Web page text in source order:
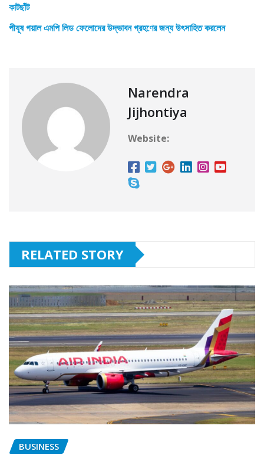
কাটছাঁট
পীযূষ গয়াল এমপি লিড ফেলোদের উদ্ভাবন গ্রহণের জন্য উৎসাহিত করলেন
Narendra
Jijhontiya
Website:
RELATED STORY
BUSINESS